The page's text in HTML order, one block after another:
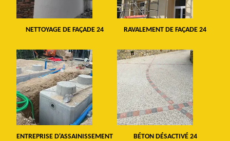
NETTOYAGE DE FAÇADE 24 RAVALEMENT DE FAÇADE 24
ENTREPRISE D'ASSAINISSEMENT BÉTON DÉSACTIVÉ 24